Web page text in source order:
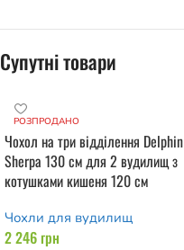
Супутні товари
РОЗПРОДАНО
Чохол на три відділення Delphin
Sherpa 130 см для 2 вудилищ з
котушками кишеня 120 см
Чохли для вудилищ
2 246грн